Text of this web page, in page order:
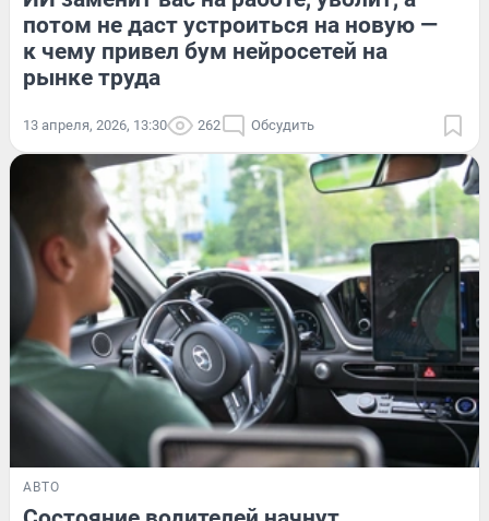
потом не даст устроиться на новую —
к чему привел бум нейросетей на
рынке труда
13 апреля, 2026, 13:30 262 Обсудить
АВТО